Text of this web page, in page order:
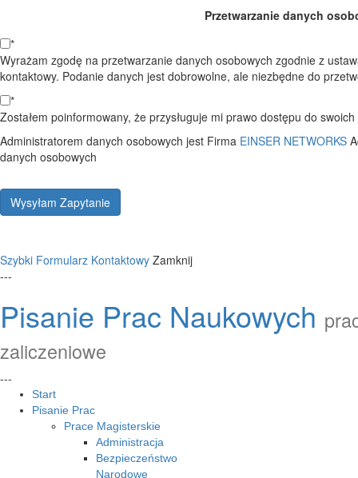
Przetwarzanie danych
*
Wyrażam zgodę na przetwarzanie danych osobowych zgodnie z
kontaktowy. Podanie danych jest dobrowolne, ale niezbędne do
*
Zostałem poinformowany, że przysługuje mi prawo dostępu do
Administratorem danych osobowych jest Firma EINSER NETWORKS
danych osobowych
Wysyłam Zapytanie
Szybki Formularz Kontaktowy Zamknij
---
Pisanie Prac Naukowych
zaliczeniowe
---
Start
Pisanie Prac
Prace Magisterskie
Administracja
Bezpieczeństwo
Narodowe